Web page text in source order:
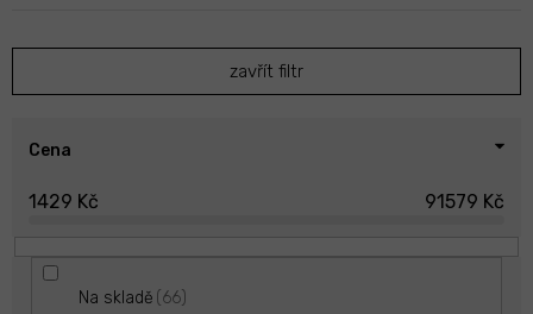
p
o
zavřít filtr
Cena
1429 Kč 91579 Kč
Na skladě 66